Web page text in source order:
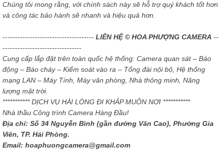
Chúng tôi mong rằng, với chính sách này sẽ hỗ trợ quý khách tốt hơn
và công tác bảo hành sẽ nhanh và hiệu quả hơn.
------------------------------------- LIÊN HỆ © HOA PHƯỢNG CAMERA --
--------------------------------
Cung cấp lắp đặt trên toàn quốc hệ thống: Camera quan sát – Báo
động – Báo cháy – Kiểm soát vào ra – Tổng đài nội bộ, Hệ thống
mạng LAN – Máy Tính, Máy văn phòng, Nhà thông minh, Năng
lượng mặt trời.
*********** DỊCH VỤ HÀI LÒNG ĐI KHẮP MUÔN NƠI ***********
Nhà thầu Công trình Camera Hàng Đầu!
Địa chỉ: Số 34 Nguyễn Bình (gần đường Văn Cao), Phường Gia
Viên, TP. Hải Phòng.
Email: hoaphuongcamera@gmail.com